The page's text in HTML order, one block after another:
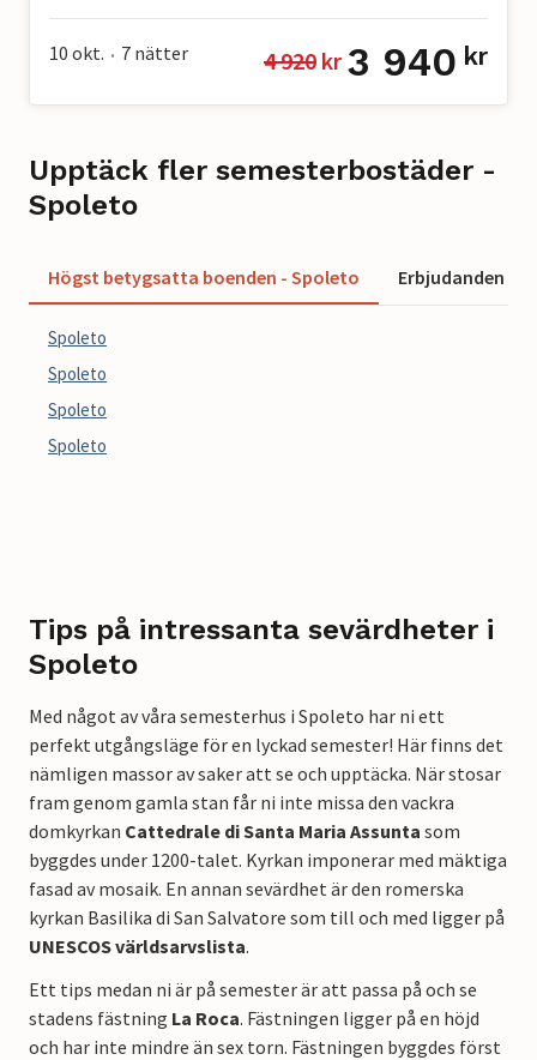
10 okt. • 7 nätter 4 920 kr 3 940 kr
Upptäck fler semesterbostäder -
Spoleto
Högst betygsatta boenden - Spoleto Erbjudanden -
Spoleto
Spoleto
Spoleto
Spoleto
Tips på intressanta sevärdheter i
Spoleto
Med något av våra semesterhus i Spoleto har ni ett
perfekt utgångsläge för en lyckad semester! Här finns det
nämligen massor av saker att se och upptäcka. När stosar
fram genom gamla stan får ni inte missa den vackra
domkyrkan Cattedrale di Santa Maria Assunta som
byggdes under 1200-talet. Kyrkan imponerar med mäktiga
fasad av mosaik. En annan sevärdhet är den romerska
kyrkan Basilika di San Salvatore som till och med ligger på
UNESCOS världsarvslista.
Ett tips medan ni är på semester är att passa på och se
stadens fästning La Roca. Fästningen ligger på en höjd
och har inte mindre än sex torn. Fästningen byggdes först